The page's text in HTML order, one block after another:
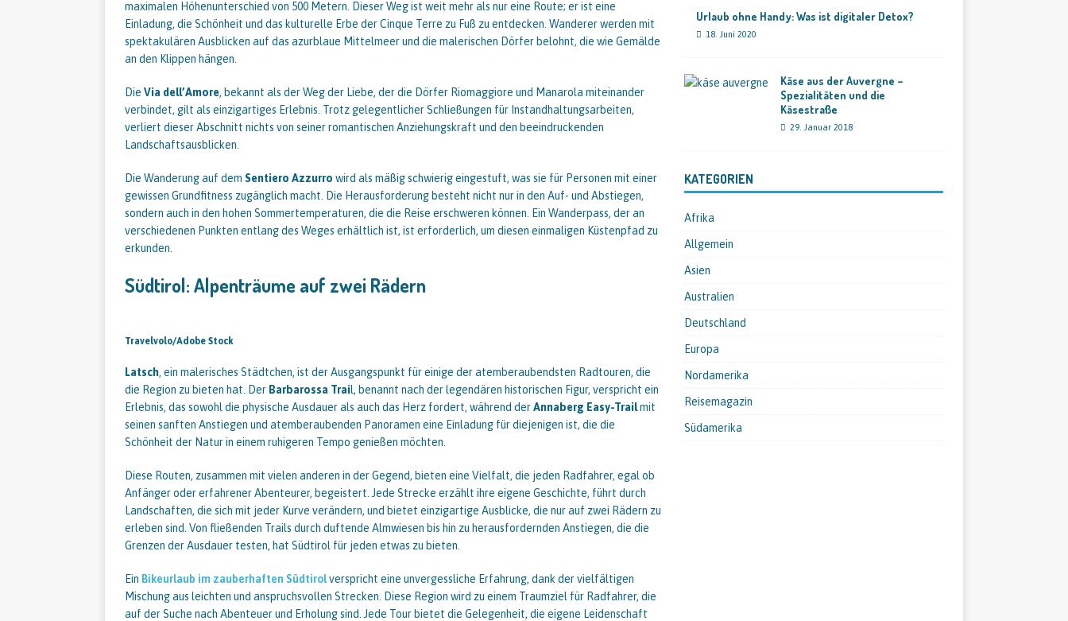
maximalen Höhenunterschied von 500 Metern. Dieser Weg ist weit mehr als nur eine Route; er ist eine
Einladung, die Schönheit und das kulturelle Erbe der Cinque Terre zu Fuß zu entdecken. Wanderer werden mit
spektakulären Ausblicken auf das azurblaue Mittelmeer und die malerischen Dörfer belohnt, die wie Gemälde
an den Klippen hängen.
Die Via dell’Amore, bekannt als der Weg der Liebe, der die Dörfer Riomaggiore und Manarola miteinander
verbindet, gilt als einzigartiges Erlebnis. Trotz gelegentlicher Schließungen für Instandhaltungsarbeiten,
verliert dieser Abschnitt nichts von seiner romantischen Anziehungskraft und den beeindruckenden
Landschaftsausblicken.
Die Wanderung auf dem Sentiero Azzurro wird als mäßig schwierig eingestuft, was sie für Personen mit einer
gewissen Grundfitness zugänglich macht. Die Herausforderung besteht nicht nur in den Auf- und Abstiegen,
sondern auch in den hohen Sommertemperaturen, die die Reise erschweren können. Ein Wanderpass, der an
verschiedenen Punkten entlang des Weges erhältlich ist, ist erforderlich, um diesen einmaligen Küstenpfad zu
erkunden.
Südtirol: Alpenträume auf zwei Rädern
Travelvolo/Adobe Stock
Latsch, ein malerisches Städtchen, ist der Ausgangspunkt für einige der atemberaubendsten Radtouren, die
die Region zu bieten hat. Der Barbarossa Trail, benannt nach der legendären historischen Figur, verspricht ein
Erlebnis, das sowohl die physische Ausdauer als auch das Herz fordert, während derAnnaberg Easy-Trailmit
seinen sanften Anstiegen und atemberaubenden Panoramen eine Einladung für diejenigen ist, die die
Schönheit der Natur in einem ruhigeren Tempo genießen möchten.
Diese Routen, zusammen mit vielen anderen in der Gegend, bieten eine Vielfalt, die jeden Radfahrer, egal ob
Anfänger oder erfahrener Abenteurer, begeistert. Jede Strecke erzählt ihre eigene Geschichte, führt durch
Landschaften, die sich mit jeder Kurve verändern, und bietet einzigartige Ausblicke, die nur auf zwei Rädern zu
erleben sind. Von fließenden Trails durch duftende Almwiesen bis hin zu herausfordernden Anstiegen, die die
Grenzen der Ausdauer testen, hat Südtirol für jeden etwas zu bieten.
Ein Bikeurlaub im zauberhaften Südtirolverspricht eine unvergessliche Erfahrung, dank der vielfältigen
Mischung aus leichten und anspruchsvollen Strecken. Diese Region wird zu einem Traumziel für Radfahrer, die
auf der Suche nach Abenteuer und Erholung sind. Jede Tour bietet die Gelegenheit, die eigene Leidenschaft
Urlaub ohne Handy: Was ist digitaler Detox?
18. Juni 2020
Käse aus der Auvergne –
Spezialitäten und die
Käsestraße
29. Januar 2018
KATEGORIEN
Afrika
Allgemein
Asien
Australien
Deutschland
Europa
Nordamerika
Reisemagazin
Südamerika